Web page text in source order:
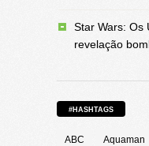
Star Wars: Os
revelação
#HASHTAGS
ABC Aquaman